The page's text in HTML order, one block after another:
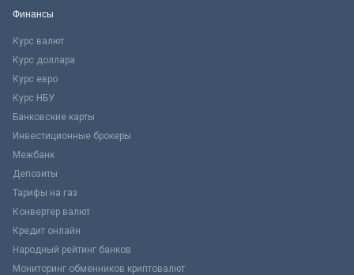
Финансы
Курс валют
Курс доллара
Курс евро
Курс НБУ
Банковские карты
Инвестиционные брокеры
Межбанк
Депозиты
Тарифы на газ
Конвертер валют
Кредит онлайн
Народный рейтинг банков
Мониторинг обменников криптовалют